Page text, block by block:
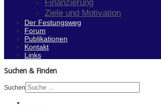
Finanzierung
Ziele und Motivation
Der Festungsweg
Forum
Publikationen
Kontakt
Links
Suchen & Finden
Suchen